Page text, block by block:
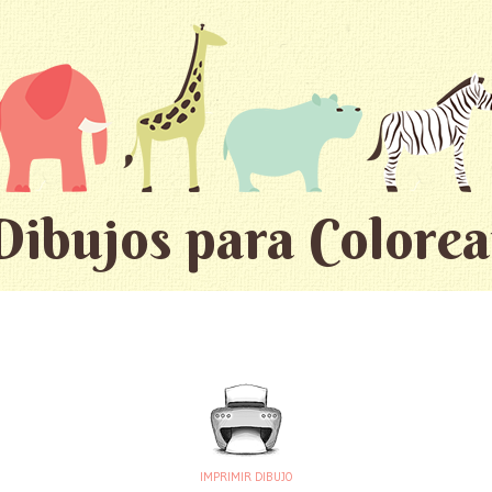
para
IMPRIMIR DIBUJO